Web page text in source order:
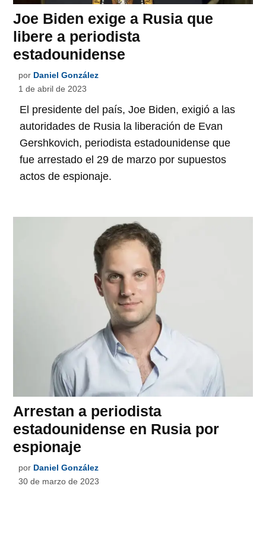
Joe Biden exige a Rusia que
libere a periodista
estadounidense
por Daniel González
1 de abril de 2023
El presidente del país, Joe Biden, exigió a las
autoridades de Rusia la liberación de Evan
Gershkovich, periodista estadounidense que
fue arrestado el 29 de marzo por supuestos
actos de espionaje.
Arrestan a periodista
estadounidense en Rusia por
espionaje
por Daniel González
30 de marzo de 2023